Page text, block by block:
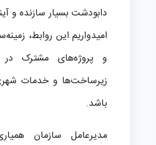
دابودشت بسیار سازنده و
امیدواریم این روابط،
و پروژه‌های مشترک در
زیرساخت‌ها و خدمات
باشد.
مدیرعامل سازمان